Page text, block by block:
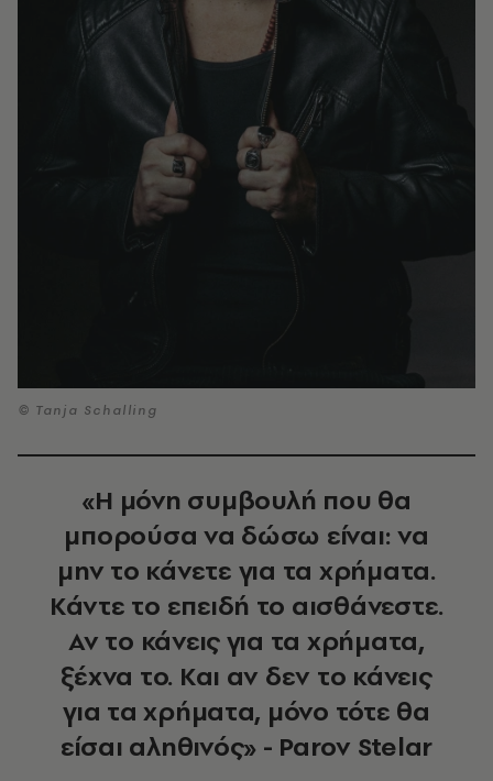
© Tanja Schalling
«Η μόνη συμβουλή που θα
μπορούσα να δώσω είναι: να
μην το κάνετε για τα χρήματα.
Κάντε το επειδή το αισθάνεστε.
Αν το κάνεις για τα χρήματα,
ξέχνα το. Και αν δεν το κάνεις
για τα χρήματα, μόνο τότε θα
είσαι αληθινός» - Parov Stelar